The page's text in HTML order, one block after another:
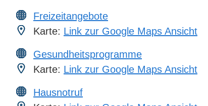
Freizeitangebote
Karte: Link zur Google Maps Ansicht
Gesundheitsprogramme
Karte: Link zur Google Maps Ansicht
Hausnotruf